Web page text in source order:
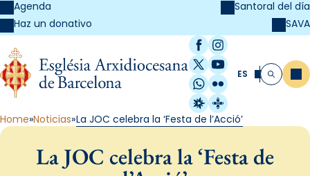
Agenda
Haz un donativo
Santoral del día
SAVA
Facebook
Instagram
X / Twitter
YouTube
WhatsApp
Flickr
Radio Estel
Catalunya
ES Buscar
Home Noticias La JOC celebra la ‘Festa de l’Acció’
La JOC celebra la ‘Festa de